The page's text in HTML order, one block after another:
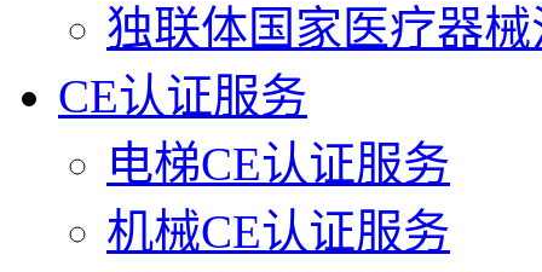
独联体国家医疗器
CE认证服务
电梯CE认证服务
机械CE认证服务